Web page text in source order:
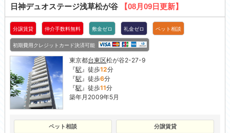
日神デュオステージ浅草松が谷 【08月09日更新】
分譲賃貸 仲介手数料無料 敷金ゼロ 礼金ゼロ ペット相談
初期費用クレジットカード決済可能
東京都台東区松が谷2-27-9
『駅 』徒歩12分
『駅 』徒歩6分
『駅 』徒歩11分
築年月2009年5月
ペット相談 分譲賃貸